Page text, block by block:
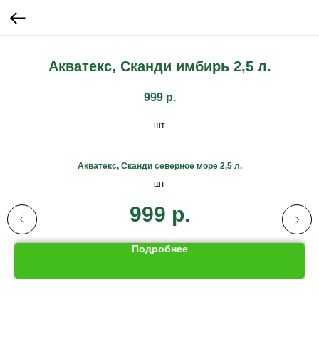
Акватекс, Сканди имбирь 2,5 л.
999 р.
шт
Акватекс, Сканди северное море 2,5 л.
шт
999 р.
Подробнее